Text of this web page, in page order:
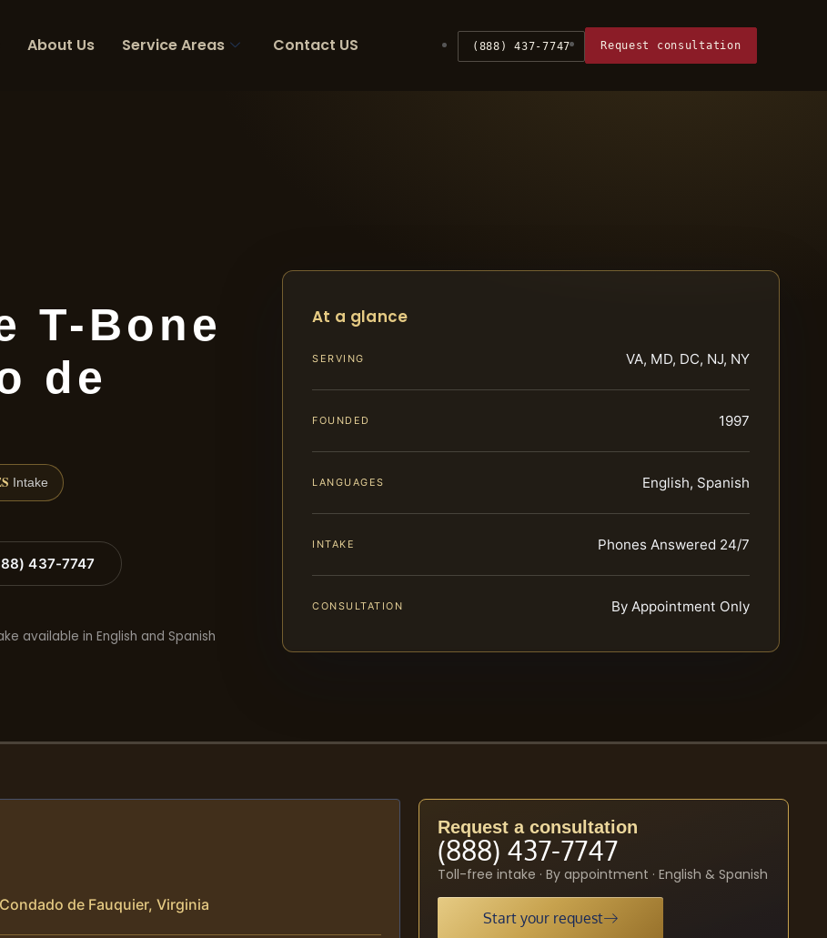
About Us Service Areas Contact US (888) 437-7747 Request consultation
T-Bone
de
Intake
437-7747
available in English and Spanish
At a glance
SERVING VA, MD, DC, NJ, NY
FOUNDED 1997
LANGUAGES English, Spanish
INTAKE Phones Answered 24/7
CONSULTATION By Appointment Only
de Fauquier, Virginia
Request a consultation
(888) 437-7747
Toll-free intake · By appointment · English & Spanish
Start your request